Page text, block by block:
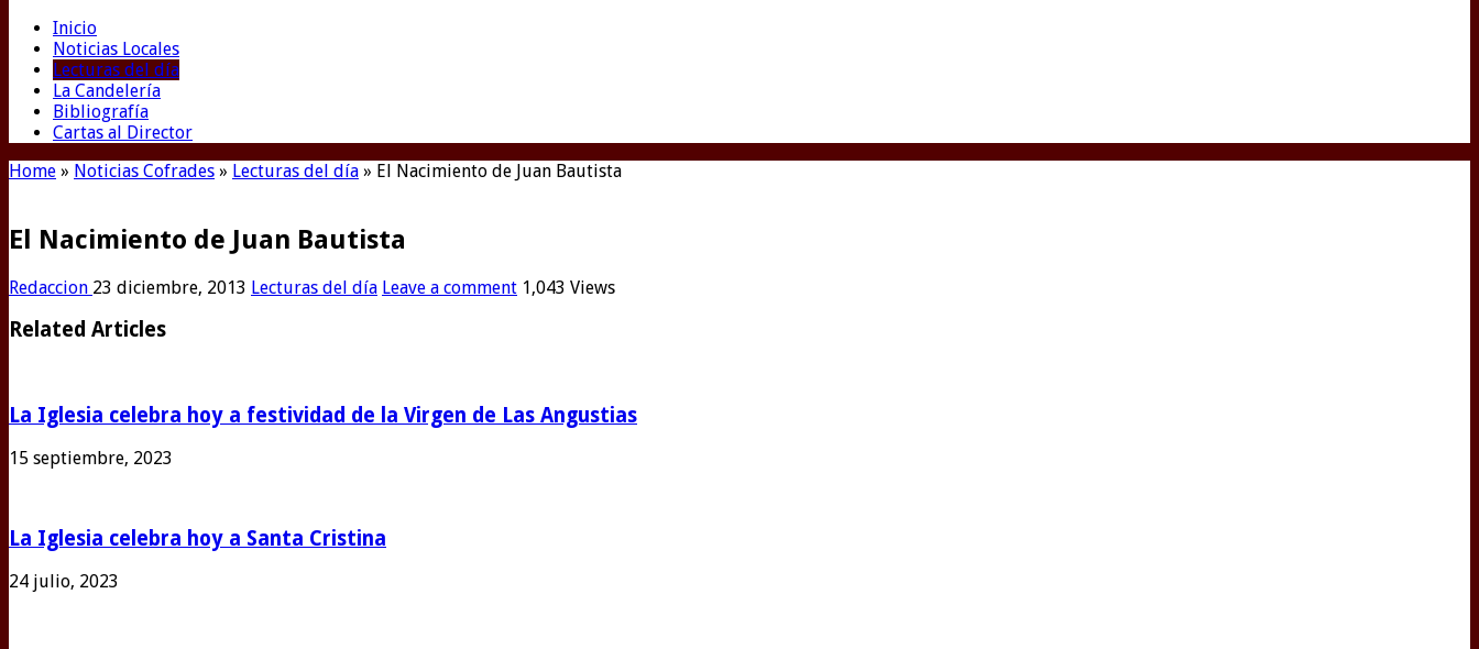
Inicio
Noticias Locales
Lecturas del día
La Candelería
Bibliografía
Cartas al Director
Home » Noticias Cofrades » Lecturas del día » El Nacimiento de Juan Bautista
El Nacimiento de Juan Bautista
Redaccion 23 diciembre, 2013 Lecturas del día Leave a comment 1,043 Views
Related Articles
La Iglesia celebra hoy a festividad de la Virgen de Las Angustias
15 septiembre, 2023
La Iglesia celebra hoy a Santa Cristina
24 julio, 2023